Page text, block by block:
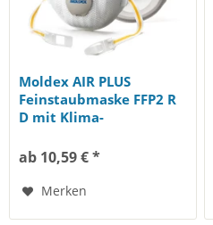
Moldex AIR PLUS
Feinstaubmaske FFP2 R
D mit Klima-
ab 10,59 € *
Merken